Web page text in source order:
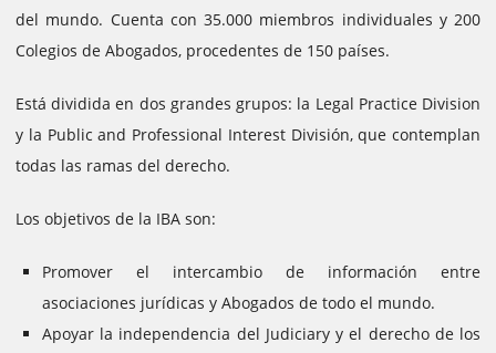
del mundo. Cuenta con 35.000 miembros individuales y 200
Colegios de Abogados, procedentes de 150 países.
Está dividida en dos grandes grupos: la Legal Practice Division
y la Public and Professional Interest División, que contemplan
todas las ramas del derecho.
Los objetivos de la IBA son:
Promover el intercambio de información entre
asociaciones jurídicas y Abogados de todo el mundo.
Apoyar la independencia del Judiciary y el derecho de los